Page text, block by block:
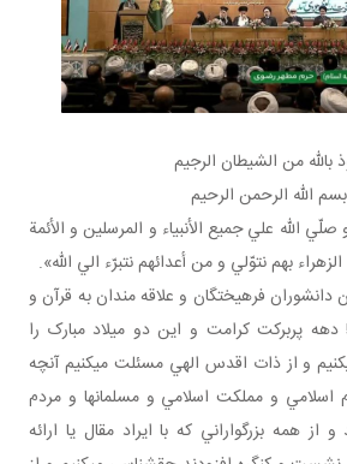
بالله من الشيطان الرجيم
بسم الله الرحمن الرحيم
الله علي جميع الأنبياء و المرسلين و الأئمة
بهم نتوّلي و من أعدائهم نتبرّء الي الله».
دانشوران فرهيختگان و علاقه مندان به قرآن و
دهه پربرکت کرامت و اين دو ميلاد مبارک را
و از ذات اقدس الهي مسئلت مي کنيم آنچه
اسلامي و مملکت اسلامي و مسلمان ها و مردم
همه بزرگواراني که با ايراد مقال يا ارائه